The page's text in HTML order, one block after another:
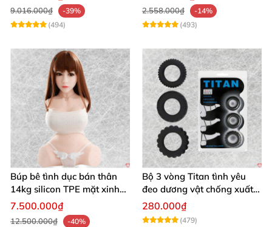
9.016.000₫
-39%
(494)
2.558.000₫
-14%
(493)
Búp bê tình dục bán thân
14kg silicon TPE mặt xinh
trắng hồng
7.500.000₫
12.500.000₫
-40%
Bộ 3 vòng Titan tình yêu
đeo dương vật chống xuất
tinh sớm chất liệu silicon y
tế
280.000₫
(479)